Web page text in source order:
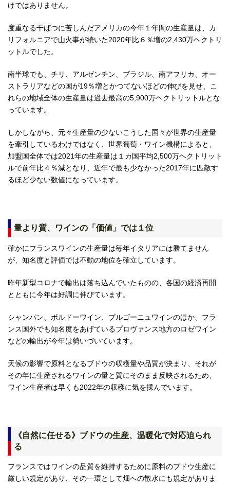
けではありません。
度重なる干ばつに苦しんだアメリカの今年１年間の生産量は、カ
リフォルニアで山火事が続いた2020年比６％増の2,430万ヘクトリ
ットルでした。
南半球でも、チリ、アルゼンチン、ブラジル、南アフリカ、オー
ストラリアなどの国が19％増とかつてないほどの伸びを見せ、こ
れらの地域全体の生産量は過去最高の5,900万ヘクトリットルとな
っています。
しかしながら、元々生産量の少ないこうした国々が世界の生産量
を牽引しているわけではなく、世界葡萄・ワイン機構によると、
加盟国全体では2021年の生産量は１カ国平均2,500万ヘクトリット
ルで前年比４％減となり、近年で最も少なかった2017年に匹敵す
るほど少ない数値になっています。
量より質、ワインの「価値」では１位
確かにフランスワインの生産量は毎年イタリアには勝てません
が、知名度と評価では不動の地位を確立しています。
昨年新型コロナで輸出は落ち込んでいたものの、各国の経済再開
とともに今年は好調に伸びています。
シャンパン、ボルドーワイン、ブルゴーニュワインのほか、フラ
ンス国外でも知名度をあげているプロヴァンス地方のロゼワイン
などの輸出が今年は勢いづいています。
天候の影響で原料となるブドウの収穫量や品質が決まり、それが
その年に生産されるワインの量と質にそのまま反映されるため、
ワイン生産者は早くも2022年の収穫に気を揉んでいます。
《自然に任せる》ブドウの生産、温暖化で対応迫られ
る
フランスではワインの品質を維持するために原料のブドウ生産に
厳しい規定があり、その一環として畑への散水にも規定がありま